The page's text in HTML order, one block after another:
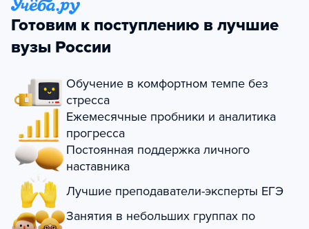
Готовим к поступлению в лучшие
вузы России
Обучение в комфортном темпе без
стресса
Ежемесячные пробники и аналитика
прогресса
Постоянная поддержка личного
наставника
Лучшие преподаватели-эксперты ЕГЭ
Занятия в небольших группах по